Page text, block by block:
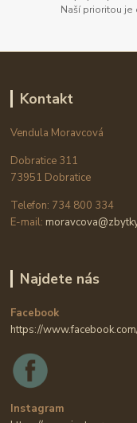
Naší prioritou je
Kontakt
Vendula Moravcová
Dobratice 311
73951 Dobratice
Telefon: 734 800 334
E-mail:
Najdete nás
Facebook
https://
Instagram